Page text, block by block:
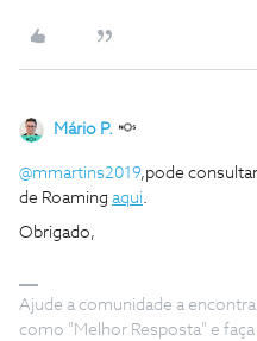
Mário P.
@mmartins2019,pode
de Roaming aqui.
Obrigado,
Ajude a comunidade a
como "Melhor Resposta" e